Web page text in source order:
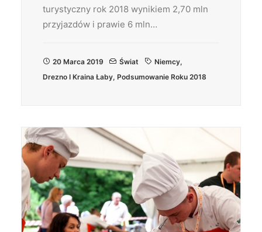
turystyczny rok 2018 wynikiem 2,70 mln
przyjazdów i prawie 6 mln…
20 Marca 2019 Świat Niemcy,
Drezno I Kraina Łaby, Podsumowanie Roku 2018